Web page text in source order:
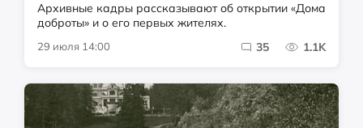
Архивные кадры рассказывают об открытии «Дома
доброты» и о его первых жителях.
29 июля 14:00 35 1.1K